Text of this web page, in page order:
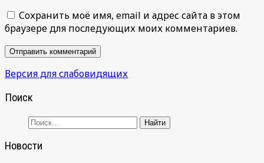
Сохранить моё имя, email и адрес сайта в этом
браузере для последующих моих комментариев.
Версия для слабовидящих
Поиск
Новости